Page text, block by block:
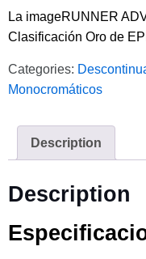
La imageRUNNER
Clasificación Oro de
Categories:
Monocromáticos
Description
Description